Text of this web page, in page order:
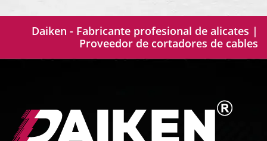
Daiken - Fabricante profesional de alicates |
Proveedor de cortadores de cables